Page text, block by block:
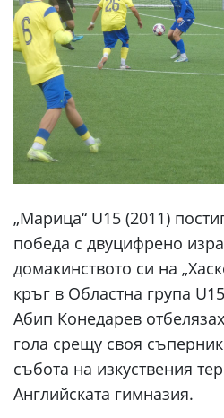
„Марица“ U15 (2011)
победа с двуцифрено
домакинството си на
кръг в Областна група
Абип Конедарев
гола срещу своя
събота на изкуствения
Английската гимназия.